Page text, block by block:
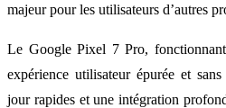
majeur pour les utilisateurs d’autres
Le Google Pixel 7 Pro,
expérience utilisateur épurée et
jour rapides et une intégration